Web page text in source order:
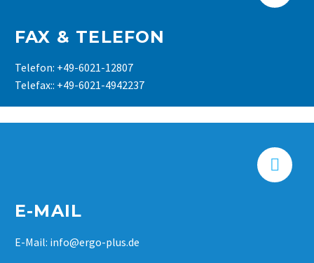
FAX & TELEFON
Telefon: +49-6021-12807
Telefax:: +49-6021-4942237


E-MAIL
E-Mail: info@ergo-plus.de